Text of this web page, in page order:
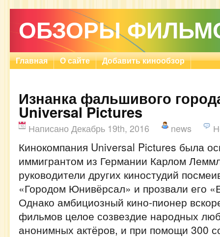
ОБЗОРЫ
Главная О сайте Добавить кинообзор
Изнанка фальшивого
Universal Pictures
Написано Декабрь 19th, 2016 news
Кинокомпания Universal Pictures была
иммигрантом из Германии Карлом
руководители других киностудий
«Городом Юнивёрсал» и прозвали его
Однако амбициозный кино-пионер
фильмов целое созвездие народных
анонимных актёров, и при помощи 300